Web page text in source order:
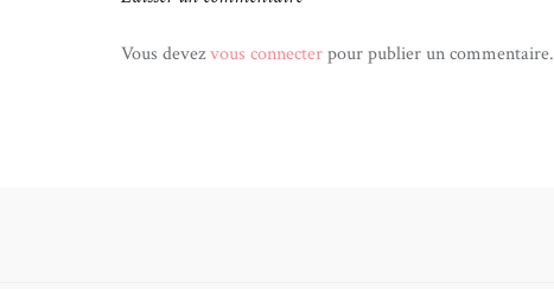
Vous devezvous connecterpour publier un commentaire.